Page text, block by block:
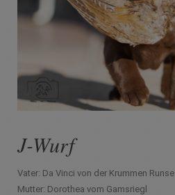
J-Wurf
Vater: Da Vinci von der Krummen Runse
Mutter: Dorothea vom Gamsriegl